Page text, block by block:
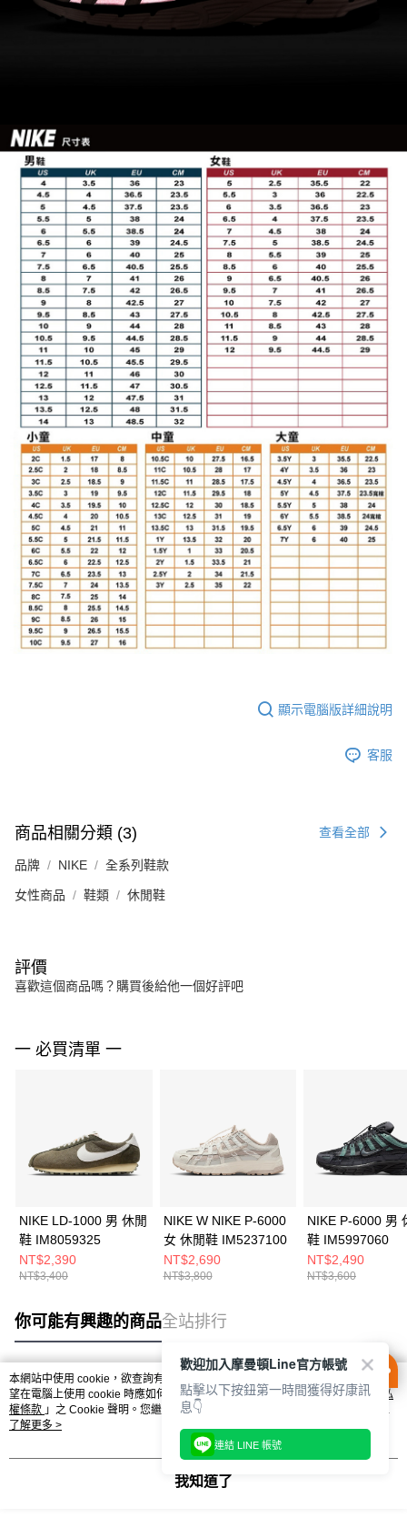
顯示電腦版詳細說明
客服
商品相關分類 (3) 查看全部
品牌 NIKE 全系列鞋款
女性商品 鞋類 休閒鞋
評價
喜歡這個商品嗎？購買後給他一個好評吧
一 必買清單 一
NIKE LD-1000 男 休閒
鞋 IM8059325
NT$2,390
NT$3,400
NIKE W NIKE P-6000
女 休閒鞋 IM5237100
NT$2,690
NT$3,800
NIKE P-6000 男
鞋 IM5997060
NT$2,490
NT$3,600
你可能有興趣的商品全站排行
熱門標籤
本網站中使用 cookie，欲查詢有關本網站使用 cookie 方式之詳情，及若您不希
望在電腦上使用 cookie 時應如何變更電腦的 cookie 設定，請參閱本網站「
隱私
權條款 」之 Cookie 聲明。您繼續使用本網站即表示您同意本公司得按本網站使
用條款之 Cookie 聲明使用 cookie。
了解更多 >
我知道了
歡迎加入摩曼頓Line官方帳號
點擊以下按鈕第一時間獲得好康訊
息👇
連結 LINE 帳號